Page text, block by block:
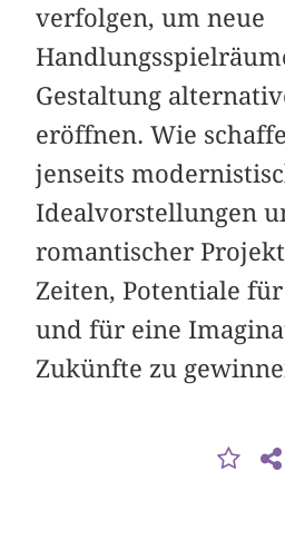
verfolgen, um neue
Gestaltung
eröffnen. Wie
jenseits
Idealvorstellungen
romantischer
Zeiten, Potentiale
und für eine
Zukünfte zu